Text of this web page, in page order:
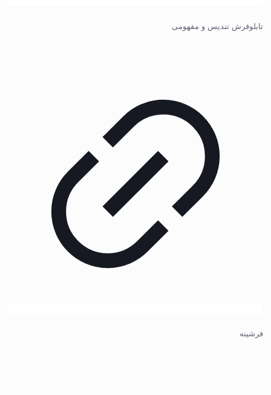
تابلوفرش تندیس و مفهومی
فرشینه